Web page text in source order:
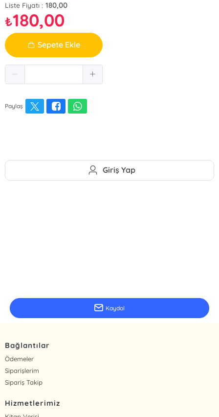
Liste Fiyatı : 180,00
₺180,00
Sepete Ekle
Paylaş
Giriş Yap
Kaydol
Bağlantılar
Ödemeler
Siparişlerim
Sipariş Takip
Hizmetlerimiz